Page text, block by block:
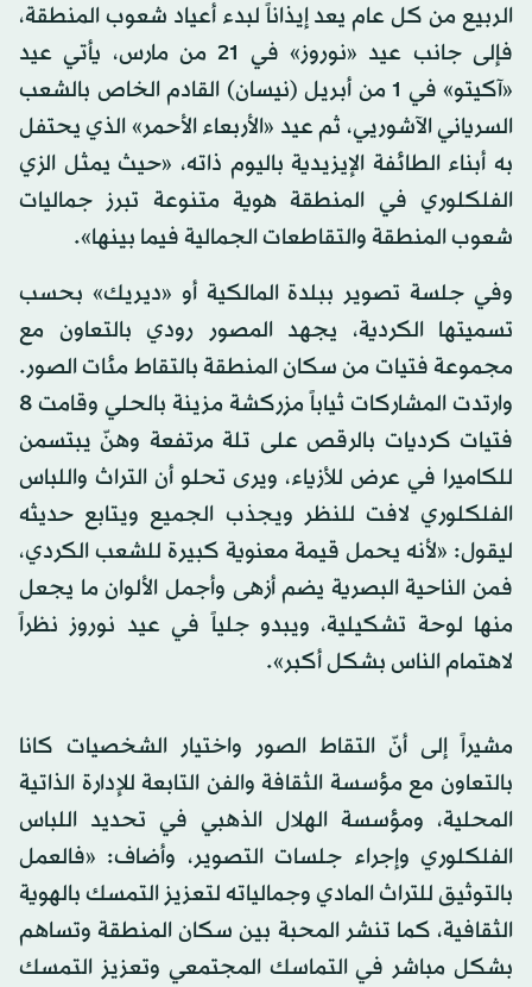
الربيع من كل عام يعد إيذاناً لبدء أعياد شعوب المنطقة،
فإلى جانب عيد «نوروز» في 21 من مارس، يأتي عيد
«آكيتو» في 1 من أبريل (نيسان) القادم الخاص بالشعب
السرياني الآشوريي، ثم عيد «الأربعاء الأحمر» الذي يحتفل
به أبناء الطائفة الإيزيدية باليوم ذاته، «حيث يمثل الزي
الفلكلوري في المنطقة هوية متنوعة تبرز جماليات
شعوب المنطقة والتقاطعات الجمالية فيما بينها».
وفي جلسة تصوير ببلدة المالكية أو «ديريك» بحسب
تسميتها الكردية، يجهد المصور رودي بالتعاون مع
مجموعة فتيات من سكان المنطقة بالتقاط مئات الصور.
وارتدت المشاركات ثياباً مزركشة مزينة بالحلي وقامت 8
فتيات كرديات بالرقص على تلة مرتفعة وهنّ يبتسمن
للكاميرا في عرض للأزياء، ويرى تحلو أن التراث واللباس
الفلكلوري لافت للنظر ويجذب الجميع ويتابع حديثه
ليقول: «لأنه يحمل قيمة معنوية كبيرة للشعب الكردي،
فمن الناحية البصرية يضم أزهى وأجمل الألوان ما يجعل
منها لوحة تشكيلية، ويبدو جلياً في عيد نوروز نظراً
لاهتمام الناس بشكل أكبر».
مشيراً إلى أنّ التقاط الصور واختيار الشخصيات كانا
بالتعاون مع مؤسسة الثقافة والفن التابعة للإدارة الذاتية
المحلية، ومؤسسة الهلال الذهبي في تحديد اللباس
الفلكلوري وإجراء جلسات التصوير، وأضاف: «فالعمل
بالتوثيق للتراث المادي وجمالياته لتعزيز التمسك بالهوية
الثقافية، كما تنشر المحبة بين سكان المنطقة وتساهم
بشكل مباشر في التماسك المجتمعي وتعزيز التمسك